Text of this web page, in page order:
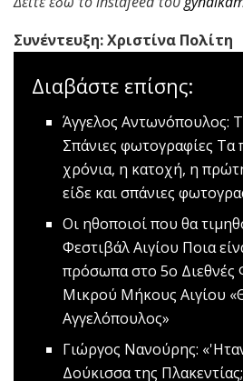
Συνέντευξη: Χριστίνα Πολίτη
Διαβάστε επίσης:
Άγγελος Αντωνόπουλος:
Σπάνιες φωτογραφίες Τα
χρόνια, η κατοχή, η
είδε και σπάνιες
Οι ηθοποιοί που θα
Φεστιβάλ Αιγίου Ποια
πρόσωπα στο 5ο Διεθνές
Μικρού Μήκους Αιγίου
Αγγελόπουλος»
Γιώργος Νανούρης:
Δούκισσα της